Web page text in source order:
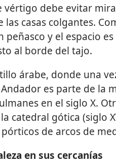
vértigo debe evitar
casas colgantes.
peñasco y el espacio
al borde del tajo.
árabe, donde una
es parte de la
en el siglo X.
catedral gótica (siglo
de arcos de
en sus cercanías